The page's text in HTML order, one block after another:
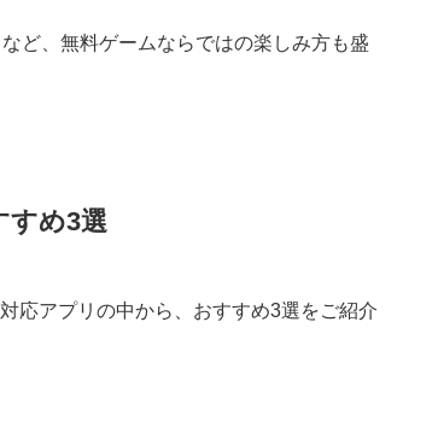
ど、無料ゲームならではの楽しみ方も盛
すめ3選
応アプリの中から、おすすめ3選をご紹介